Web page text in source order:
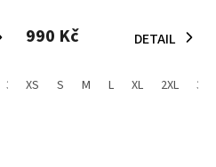
3XL 4XL
produktu
z
990 Kč DETAIL
XS S M L XL 2XL 3XL